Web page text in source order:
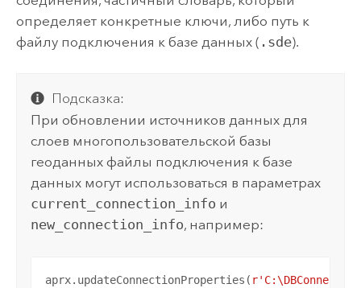
определяет конкретные ключи, либо путь к
файлу подключения к базе данных ( .sde).
Подсказка:
При обновлении источников данных для
слоев многопользовательской базы
геоданных файлы подключения к базе
данных могут использоваться в параметрах
current_connection_info и
new_connection_info, например:
aprx.updateConnectionProperties(